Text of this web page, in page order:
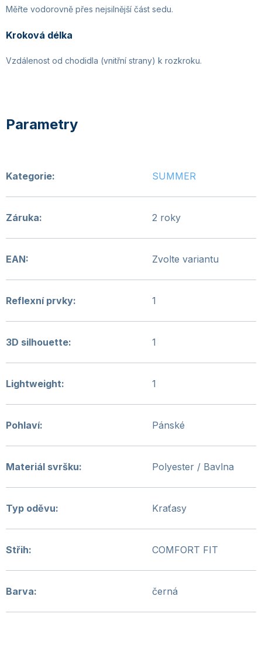
Měřte vodorovně přes nejsilnější část sedu.
Kroková délka
Vzdálenost od chodidla (vnitřní strany) k rozkroku.
Kategorie: SUMMER
Záruka: 2 roky
EAN: Zvolte variantu
Reflexní prvky: 1
3D silhouette: 1
Lightweight: 1
Pohlaví: Pánské
Materiál svršku: Polyester / Bavlna
Typ oděvu: Kraťasy
Střih: COMFORT FIT
Barva: černá